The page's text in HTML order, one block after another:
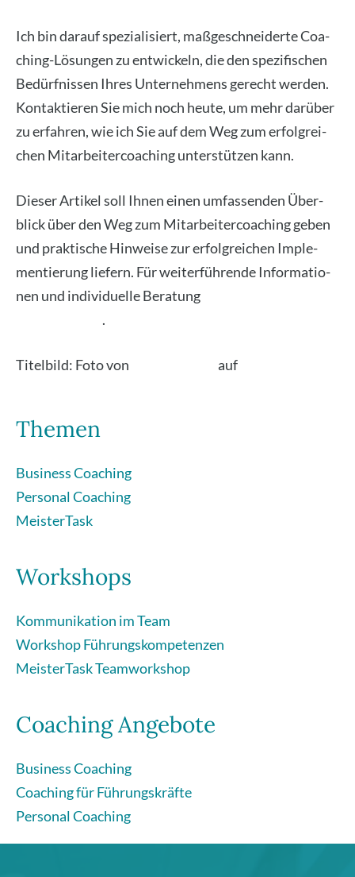
Ich bin dar­auf spe­zia­li­siert, maß­ge­schnei­der­te Coa­
ching-Lösun­gen zu ent­wi­ckeln, die den spe­zi­fi­schen
Bedürf­nis­sen Ihres Unter­neh­mens gerecht wer­den.
Kon­tak­tie­ren Sie mich noch heu­te, um mehr dar­über
zu erfah­ren, wie ich Sie auf dem Weg zum erfolg­rei­
chen Mit­ar­bei­ter­coa­ching unter­stüt­zen kann.
Die­ser Arti­kel soll Ihnen einen umfas­sen­den Über­
blick über den Weg zum Mit­ar­bei­ter­coa­ching geben
und prak­ti­sche Hin­wei­se zur erfolg­rei­chen Imple­
men­tie­rung lie­fern. Für wei­ter­füh­ren­de Infor­ma­tio­
nen und indi­vi­du­el­le Bera­tung
.
Titel­bild: Foto von auf
Themen
Business Coaching
Personal Coaching
MeisterTask
Workshops
Kommunikation im Team
Workshop Führungskompetenzen
MeisterTask Teamworkshop
Coaching Angebote
Business Coaching
Coaching für Führungskräfte
Personal Coaching